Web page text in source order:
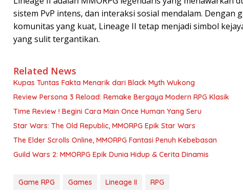
sistem PvP intens, dan interaksi sosial mendalam. Dengan
komunitas yang kuat, Lineage II tetap menjadi simbol
yang sulit tergantikan.
Related News
Kupas Tuntas Fakta Menarik dari Black Myth Wukong
Review Persona 3 Reload: Remake Bergaya Modern RPG Klasik
Time Review ! Begini Cara Main Once Human Yang Seru
Star Wars: The Old Republic, MMORPG Epik Star Wars
The Elder Scrolls Online, MMORPG Fantasi Penuh Kebebasan
Guild Wars 2: MMORPG Epik Dunia Hidup & Cerita Dinamis
Game RPG Games Lineage II RPG